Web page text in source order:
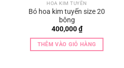
HOA KIM TUYẾN
Bó hoa kim tuyến size 20
bông
400,000₫
THÊM VÀO GIỎ HÀNG